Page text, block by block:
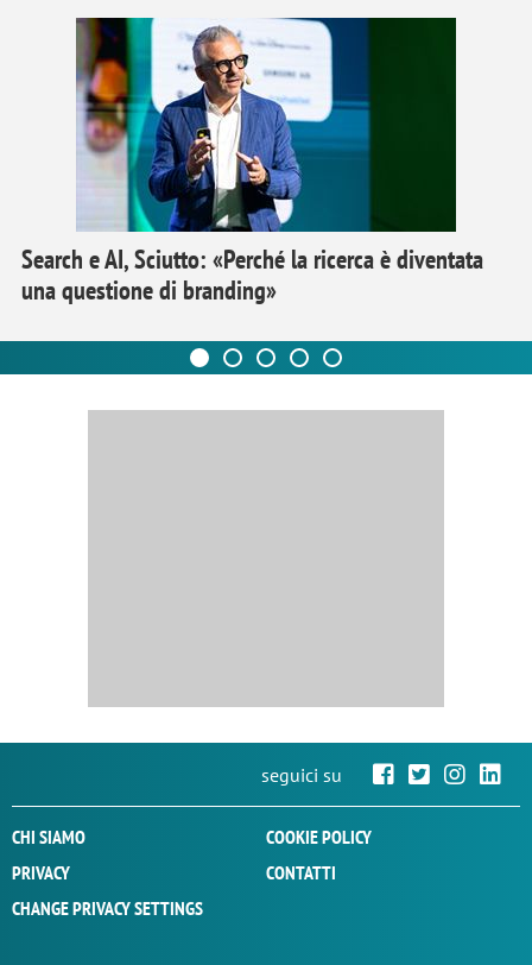
Search e AI, Sciutto: «Perché la ricerca è diventata
una questione di branding»
seguici su
CHI SIAMO
COOKIE POLICY
PRIVACY
CONTATTI
CHANGE PRIVACY SETTINGS